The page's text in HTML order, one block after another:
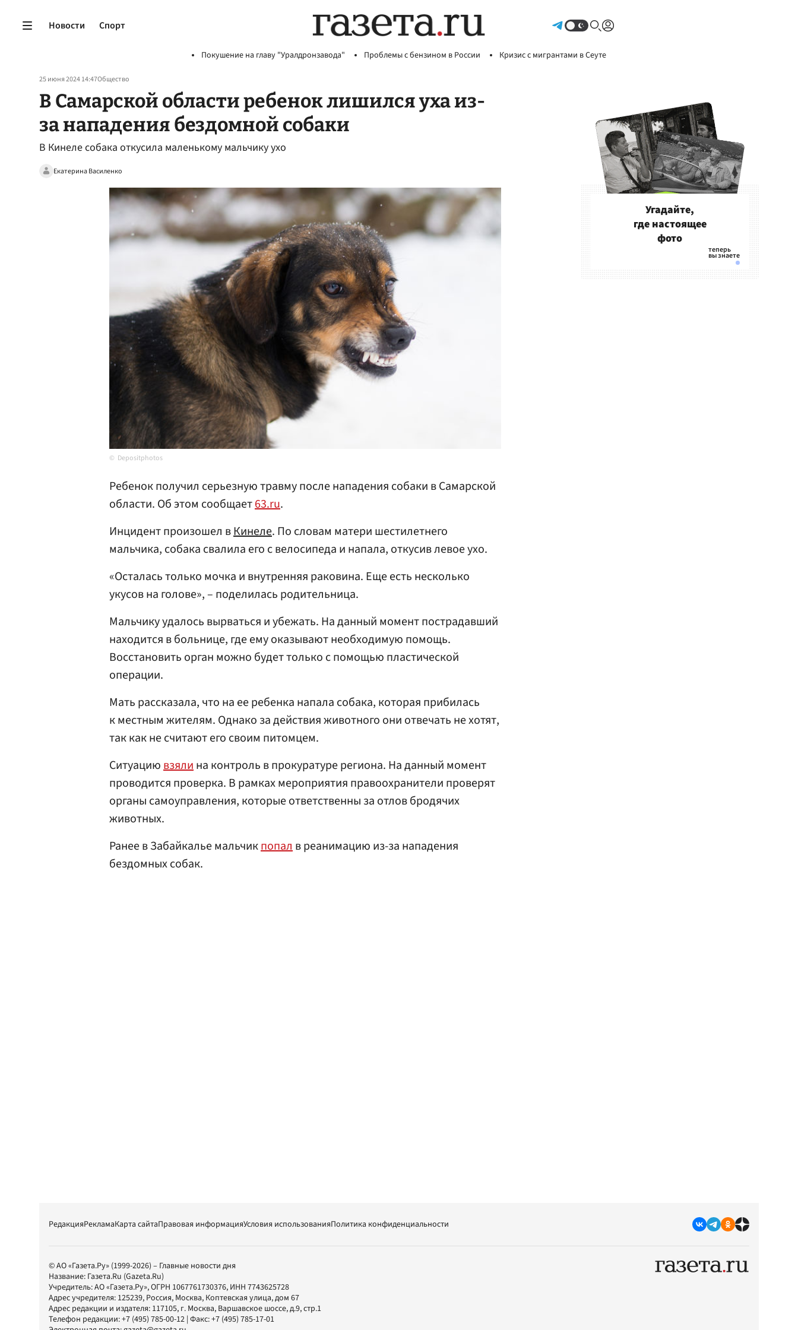
Новости Спорт
Покушение на главу "Уралдронзавода" Проблемы с бензином в России Кризис с мигрантами в Сеуте
25 июня 2024 14:47Общество
В Самарской области ребенок лишился уха из-
за нападения бездомной собаки
В Кинеле собака откусила маленькому мальчику ухо
Екатерина Василенко
Depositphotos
Ребенок получил серьезную травму после нападения собаки в Самарской
области. Об этом сообщает63.ru.
Инцидент произошел вКинеле. По словам матери шестилетнего
мальчика, собака свалила его с велосипеда и напала, откусив левое ухо.
«Осталась только мочка и внутренняя раковина. Еще есть несколько
укусов на голове», – поделилась родительница.
Мальчику удалось вырваться и убежать. На данный момент пострадавший
находится в больнице, где ему оказывают необходимую помощь.
Восстановить орган можно будет только с помощью пластической
операции.
Мать рассказала, что на ее ребенка напала собака, которая прибилась
к местным жителям. Однако за действия животного они отвечать не хотят,
так как не считают его своим питомцем.
Ситуациювзялина контроль в прокуратуре региона. На данный момент
проводится проверка. В рамках мероприятия правоохранители проверят
органы самоуправления, которые ответственны за отлов бродячих
животных.
Ранее в Забайкалье мальчикпопалв реанимацию из-за нападения
бездомных собак.
Угадайте,
где настоящее
фото
РедакцияРекламаКарта сайтаПравовая информацияУсловия использованияПолитика конфиденциальности
© АО «Газета.Ру» (1999-2026) – Главные новости дня
Название: Газета.Ru (Gazeta.Ru)
Учредитель:АО «Газета.Ру», ОГРН 1067761730376, ИНН 7743625728
Адрес учредителя: 125239, Россия, Москва, Коптевская улица, дом 67
Адрес редакции и издателя: 117105, г. Москва, Варшавское шоссе, д.9, стр.1
Телефон редакции:+7 (495) 785-00-12 | Факс:+7 (495) 785-17-01